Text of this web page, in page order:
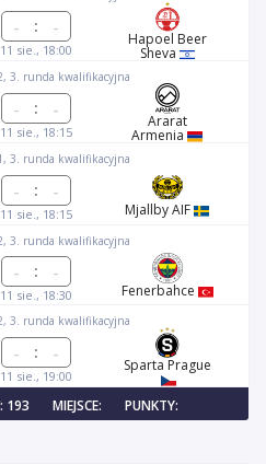
:
11 sie., 18:00
Hapoel Beer
Sheva
3. runda kwalifikacyjna
:
11 sie., 18:15
Ararat
Armenia
3. runda kwalifikacyjna
:
11 sie., 18:15 Mjallby AIF
3. runda kwalifikacyjna
:
11 sie., 18:30 Fenerbahce
3. runda kwalifikacyjna
:
11 sie., 19:00
Sparta Prague
193 MIEJSCE: PUNKTY: